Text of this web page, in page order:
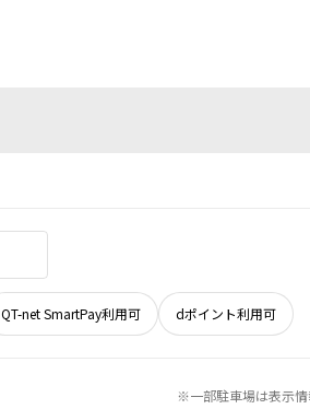
QT-net SmartPay利用可 dポイント利用可
※一部駐車場は表示